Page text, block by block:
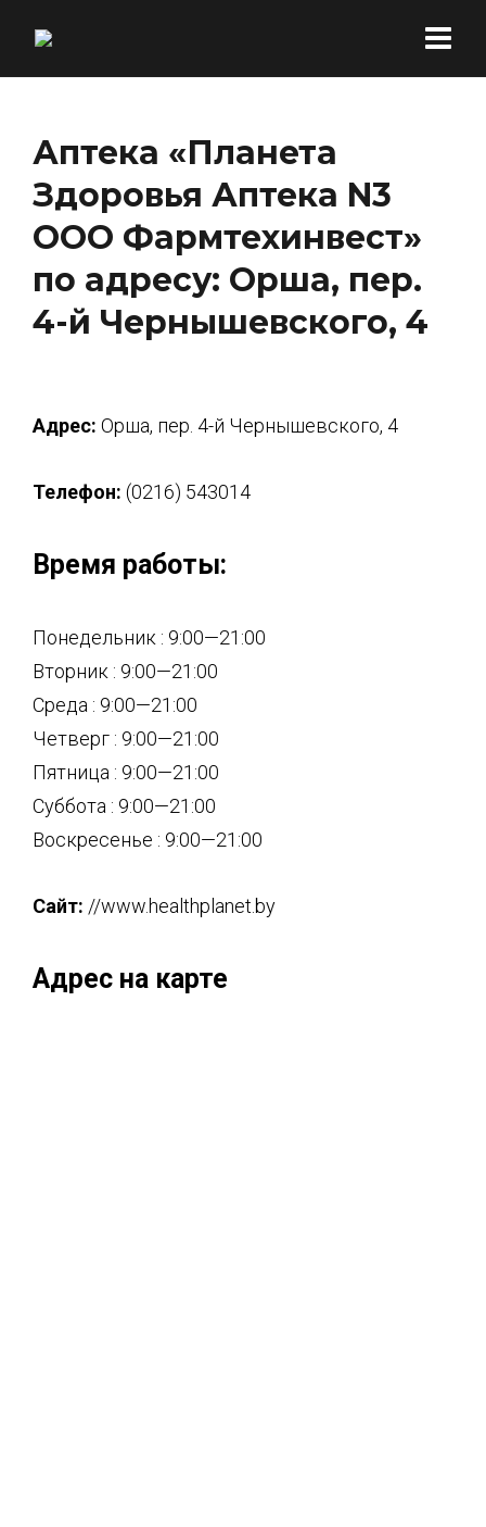
Аптека «Планета
Здоровья Аптека N3
ООО Фармтехинвест»
по адресу: Орша, пер.
4-й Чернышевского, 4
Адрес: Орша, пер. 4-й Чернышевского, 4
Телефон: (0216) 543014
Время работы:
Понедельник : 9:00—21:00
Вторник : 9:00—21:00
Среда : 9:00—21:00
Четверг : 9:00—21:00
Пятница : 9:00—21:00
Суббота : 9:00—21:00
Воскресенье : 9:00—21:00
Сайт: //www.healthplanet.by
Адрес на карте